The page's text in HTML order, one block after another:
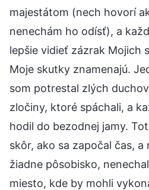
majestátom (nech hovorí
nenechám ho odísť), a
lepšie vidieť zázrak Mojich
Moje skutky znamenajú.
som potrestal zlých
zločiny, ktoré spáchali, a
hodil do bezodnej jamy.
skôr, ako sa započal čas, a
žiadne pôsobisko,
miesto, kde by mohli